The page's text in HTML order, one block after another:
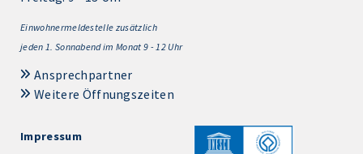
Einwohnermeldestelle zusätzlich
jeden 1. Sonnabend im Monat 9 - 12 Uhr
Ansprechpartner
Weitere Öffnungszeiten
Impressum